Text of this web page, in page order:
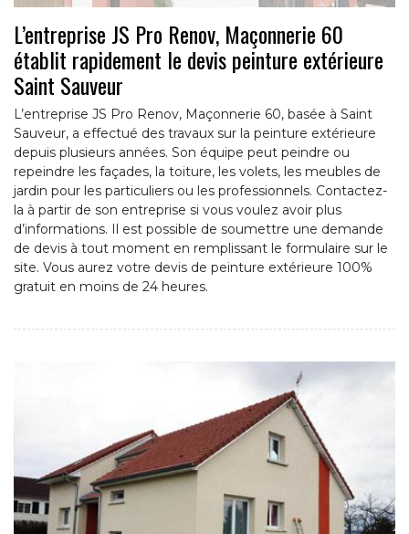
L’entreprise JS Pro Renov, Maçonnerie 60
établit rapidement le devis peinture extérieure
Saint Sauveur
L’entreprise JS Pro Renov, Maçonnerie 60, basée à Saint
Sauveur, a effectué des travaux sur la peinture extérieure
depuis plusieurs années. Son équipe peut peindre ou
repeindre les façades, la toiture, les volets, les meubles de
jardin pour les particuliers ou les professionnels. Contactez-
la à partir de son entreprise si vous voulez avoir plus
d’informations. Il est possible de soumettre une demande
de devis à tout moment en remplissant le formulaire sur le
site. Vous aurez votre devis de peinture extérieure 100%
gratuit en moins de 24 heures.